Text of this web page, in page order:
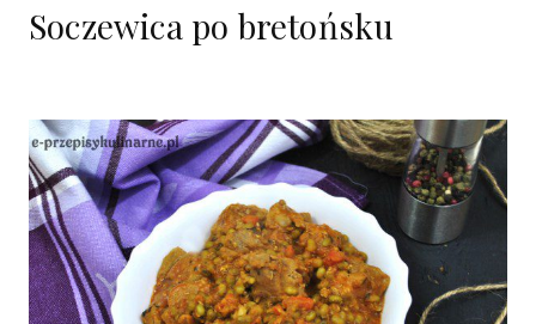
Soczewica po bretońsku